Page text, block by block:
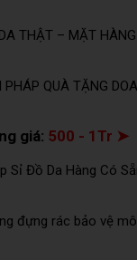
THẬT – MẶT
PHÁP QUÀ TẶNG
giá: 500 - 1Tr ➤
Sỉ Đồ Da Hàng Có
đựng rác bảo vệ